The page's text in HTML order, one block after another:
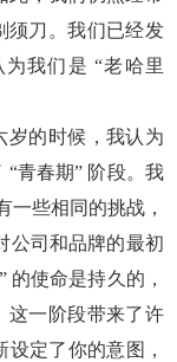
须刀。我们已经发
我们是 “老哈里
岁的时候，我认为
青春期” 阶段。我
一些相同的挑战，
公司和品牌的最初
的使命是持久的，
这一阶段带来了许
定了你的意图，